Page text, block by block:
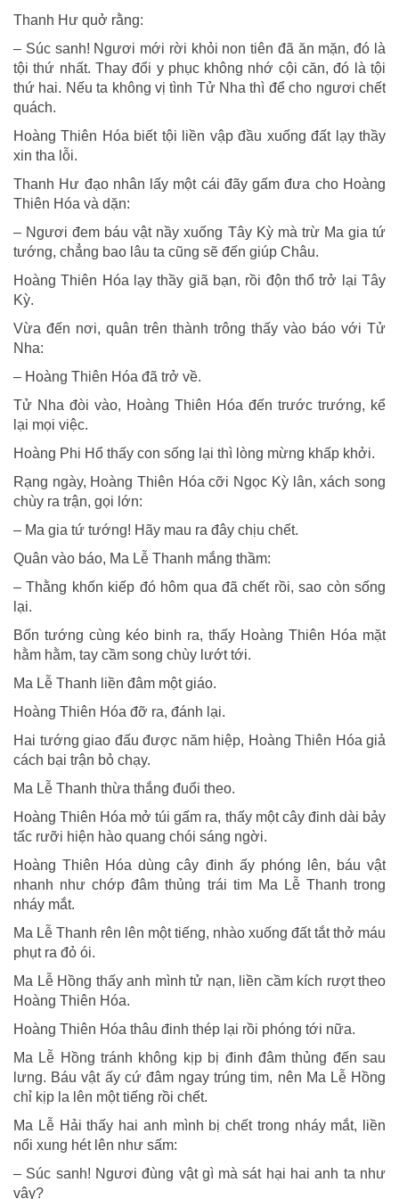
Thanh Hư quở rằng:
– Súc sanh! Ngươi mới rời khỏi non tiên đã ăn mặn, đó là
tội thứ nhất. Thay đổi y phục không nhớ cội căn, đó là tội
thứ hai. Nếu ta không vị tình Tử Nha thì để cho ngươi chết
quách.
Hoàng Thiên Hóa biết tội liền vập đầu xuống đất lạy thầy
xin tha lỗi.
Thanh Hư đạo nhân lấy một cái đãy gấm đưa cho Hoàng
Thiên Hóa và dặn:
– Ngươi đem báu vật nầy xuống Tây Kỳ mà trừ Ma gia tứ
tướng, chẳng bao lâu ta cũng sẽ đến giúp Châu.
Hoàng Thiên Hóa lạy thầy giã bạn, rồi độn thổ trở lại Tây
Kỳ.
Vừa đến nơi, quân trên thành trông thấy vào báo với Tử
Nha:
– Hoàng Thiên Hóa đã trở về.
Tử Nha đòi vào, Hoàng Thiên Hóa đến trước trướng, kể
lại mọi việc.
Hoàng Phi Hổ thấy con sống lại thì lòng mừng khấp khởi.
Rạng ngày, Hoàng Thiên Hóa cỡi Ngọc Kỳ lân, xách song
chùy ra trận, gọi lớn:
– Ma gia tứ tướng! Hãy mau ra đây chịu chết.
Quân vào báo, Ma Lễ Thanh mắng thầm:
– Thằng khốn kiếp đó hôm qua đã chết rồi, sao còn sống
lại.
Bốn tướng cùng kéo binh ra, thấy Hoàng Thiên Hóa mặt
hằm hằm, tay cầm song chùy lướt tới.
Ma Lễ Thanh liền đâm một giáo.
Hoàng Thiên Hóa đỡ ra, đánh lại.
Hai tướng giao đấu được năm hiệp, Hoàng Thiên Hóa giả
cách bại trận bỏ chạy.
Ma Lễ Thanh thừa thắng đuổi theo.
Hoàng Thiên Hóa mở túi gấm ra, thấy một cây đinh dài bảy
tấc rưỡi hiện hào quang chói sáng ngời.
Hoàng Thiên Hóa dùng cây đinh ấy phóng lên, báu vật
nhanh như chớp đâm thủng trái tim Ma Lễ Thanh trong
nháy mắt.
Ma Lễ Thanh rên lên một tiếng, nhào xuống đất tắt thở máu
phụt ra đỏ ói.
Ma Lễ Hồng thấy anh mình tử nạn, liền cầm kích rượt theo
Hoàng Thiên Hóa.
Hoàng Thiên Hóa thâu đinh thép lại rồi phóng tới nữa.
Ma Lễ Hồng tránh không kịp bị đinh đâm thủng đến sau
lưng. Báu vật ấy cứ đâm ngay trúng tim, nên Ma Lễ Hồng
chỉ kịp la lên một tiếng rồi chết.
Ma Lễ Hải thấy hai anh mình bị chết trong nháy mắt, liền
nổi xung hét lên như sấm:
– Súc sanh! Ngươi đùng vật gì mà sát hại hai anh ta như
vậy?